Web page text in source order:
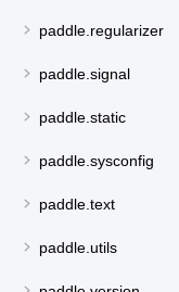
paddle.regularizer
paddle.signal
paddle.static
paddle.sysconfig
paddle.text
paddle.utils